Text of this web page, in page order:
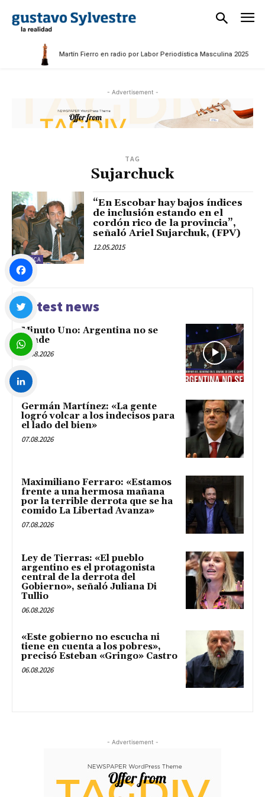
Martín Fierro en radio por Labor Periodística Masculina 2025
- Advertisement -
TAG
Sujarchuck
POLÍTICA
“En Escobar hay bajos índices
de inclusión estando en el
cordón rico de la provincia”,
señaló Ariel Sujarchuk, (FPV)
12.05.2015
Latest news
Minuto Uno: Argentina no se
vende
07.08.2026
Germán Martínez: «La gente
logró volcar a los indecisos para
el lado del bien»
07.08.2026
Maximiliano Ferraro: «Estamos
frente a una hermosa mañana
por la terrible derrota que se ha
comido La Libertad Avanza»
07.08.2026
Ley de Tierras: «El pueblo
argentino es el protagonista
central de la derrota del
Gobierno», señaló Juliana Di
Tullio
06.08.2026
«Este gobierno no escucha ni
tiene en cuenta a los pobres»,
precisó Esteban «Gringo» Castro
06.08.2026
- Advertisement -
Facebook
Twitter
WhatsApp
LinkedIn